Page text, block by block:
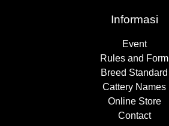
Informasi
Event
Rules and Form
Breed Standard
Cattery Names
Online Store
Contact